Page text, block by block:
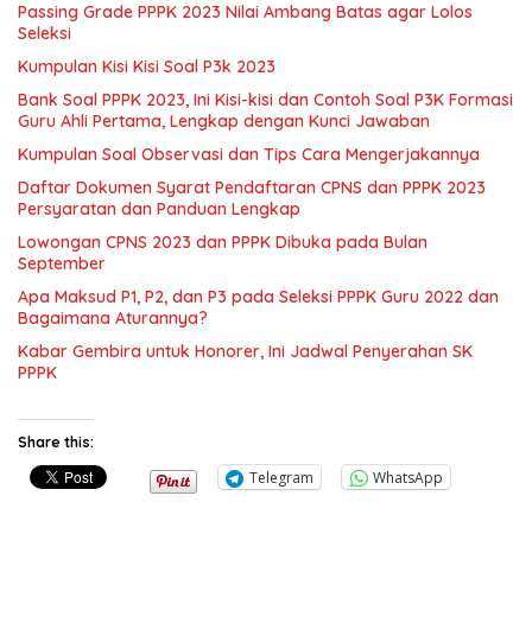
Passing Grade PPPK 2023 Nilai Ambang Batas agar Lolos
Seleksi
Kumpulan Kisi Kisi Soal P3k 2023
Bank Soal PPPK 2023, Ini Kisi-kisi dan Contoh Soal P3K Formasi
Guru Ahli Pertama, Lengkap dengan Kunci Jawaban
Kumpulan Soal Observasi dan Tips Cara Mengerjakannya
Daftar Dokumen Syarat Pendaftaran CPNS dan PPPK 2023
Persyaratan dan Panduan Lengkap
Lowongan CPNS 2023 dan PPPK Dibuka pada Bulan
September
Apa Maksud P1, P2, dan P3 pada Seleksi PPPK Guru 2022 dan
Bagaimana Aturannya?
Kabar Gembira untuk Honorer, Ini Jadwal Penyerahan SK
PPPK
Share this:
Telegram WhatsApp